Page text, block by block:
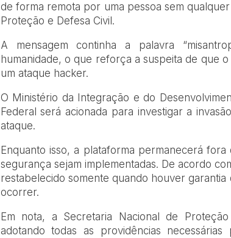
de forma remota por uma pessoa sem
Proteção e Defesa Civil.
A mensagem continha a palavra
humanidade, o que reforça a suspeita de que
um ataque hacker.
O Ministério da Integração e do
Federal será acionada para investigar a
ataque.
Enquanto isso, a plataforma permanecerá
segurança sejam implementadas. De acordo
restabelecido somente quando houver garantia
ocorrer.
Em nota, a Secretaria Nacional de
adotando todas as providências